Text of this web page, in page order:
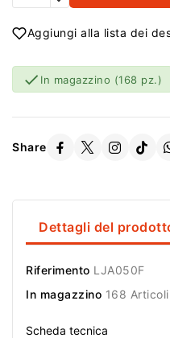
Aggiungi alla lista dei
 In magazzino (168 pz.)
Share
Dettagli del
Riferimento LJA050F
In magazzino 168 Articoli
Scheda tecnica